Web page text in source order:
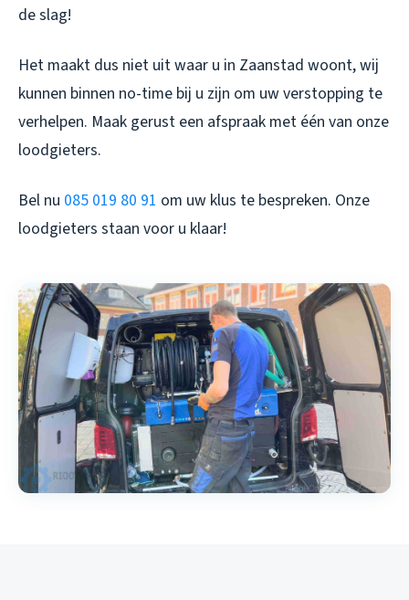
de slag!
Het maakt dus niet uit waar u in Zaanstad woont, wij
kunnen binnen no-time bij u zijn om uw verstopping te
verhelpen. Maak gerust een afspraak met één van onze
loodgieters.
Bel nu 085 019 80 91 om uw klus te bespreken. Onze
loodgieters staan voor u klaar!